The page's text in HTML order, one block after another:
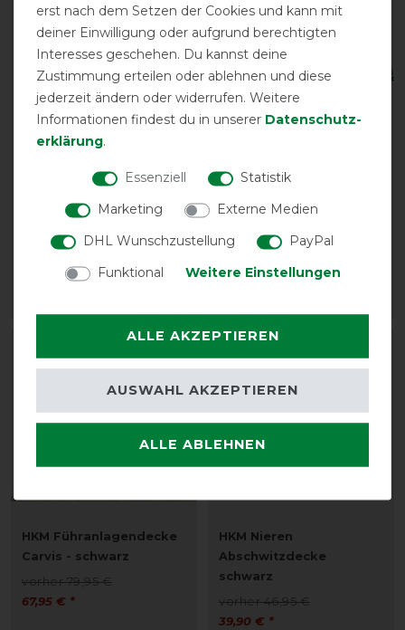
Übergangsstalldecke
Baumwolle 0g - schwarz
vorher 52,95 €
45,00 € *
HKM Ekzemerdecke -
zebra
80,70 € *
HKM Führanlagendecke
Carvis - schwarz
vorher 79,95 €
67,95 € *
HKM Nieren
Abschwitzdecke
schwarz
vorher 46,95 €
39,90 € *
erst nach dem Setzen der Cookies und kann mit
deiner Einwilligung oder aufgrund berechtigten
Interesses geschehen. Du kannst deine
Zustimmung erteilen oder ablehnen und diese
jederzeit ändern oder widerrufen. Weitere
Informationen findest du in unserer Daten­schutz­
erklärung.
Essenziell
Statistik
Marketing
Externe Medien
DHL Wunschzustellung
PayPal
Funktional
Weitere Einstellungen
ALLE AKZEPTIEREN
ALLE ABLEHNEN
AUSWAHL AKZEPTIEREN